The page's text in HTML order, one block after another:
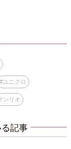
#ユニクロ
ンリオ
る記事